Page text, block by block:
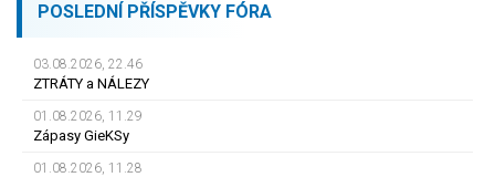
POSLEDNÍ PŘÍSPĚVKY FÓRA
03.08.2026, 22.46
ZTRÁTY a NÁLEZY
01.08.2026, 11.29
Zápasy GieKSy
01.08.2026, 11.28